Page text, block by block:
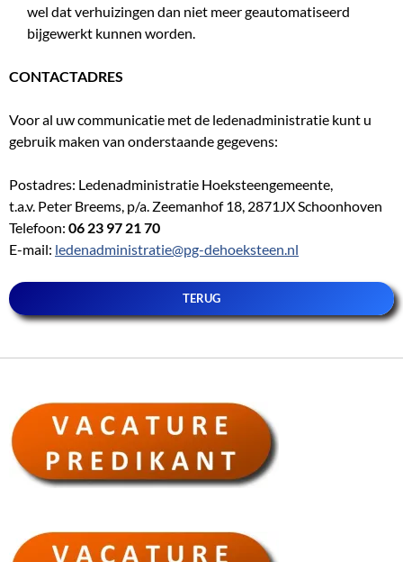
wel dat verhuizingen dan niet meer geautomatiseerd
bijgewerkt kunnen worden.
CONTACTADRES
Voor al uw communicatie met de ledenadministratie kunt u
gebruik maken van onderstaande gegevens:
Postadres: Ledenadministratie Hoeksteengemeente,
t.a.v. Peter Breems, p/a. Zeemanhof 18, 2871JX Schoonhoven
Telefoon: 06 23 97 21 70
E-mail: ledenadministratie@pg-dehoeksteen.nl
TERUG